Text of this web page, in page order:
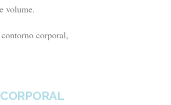
volume.
corporal,